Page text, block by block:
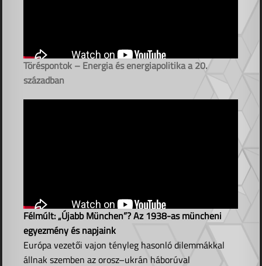
Töréspontok – Energia és energiapolitika a 20.
században
Félmúlt: „Újabb München”? Az 1938-as müncheni
egyezmény és napjaink
Európa vezetői vajon tényleg hasonló dilemmákkal
állnak szemben az orosz–ukrán háborúval